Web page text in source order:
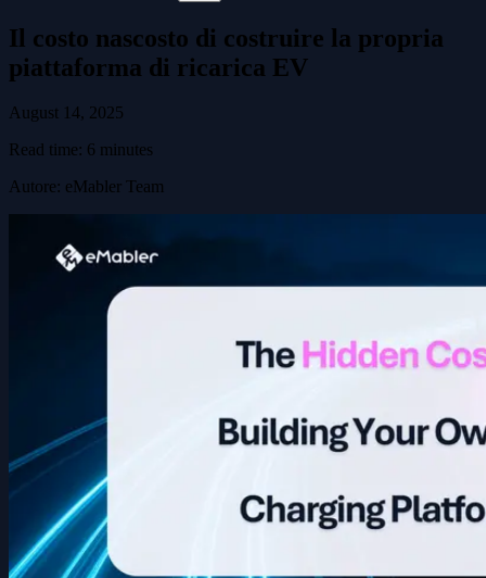
Il costo nascosto di costruire la propria
piattaforma di ricarica EV
August 14, 2025
Read time: 6 minutes
Autore: eMabler Team